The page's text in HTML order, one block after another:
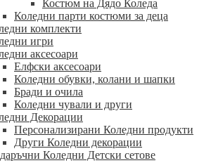
Костюм на Дядо Коледа
Коледни парти костюми за деца
комплекти
игри
аксесоари
Елфски аксесоари
Коледни обувки, колани и шапки
Бради и очила
Коледни чували и други
Декорации
Персонализирани Коледни продукти
Други Коледни декорации
Коледни Детски сетове